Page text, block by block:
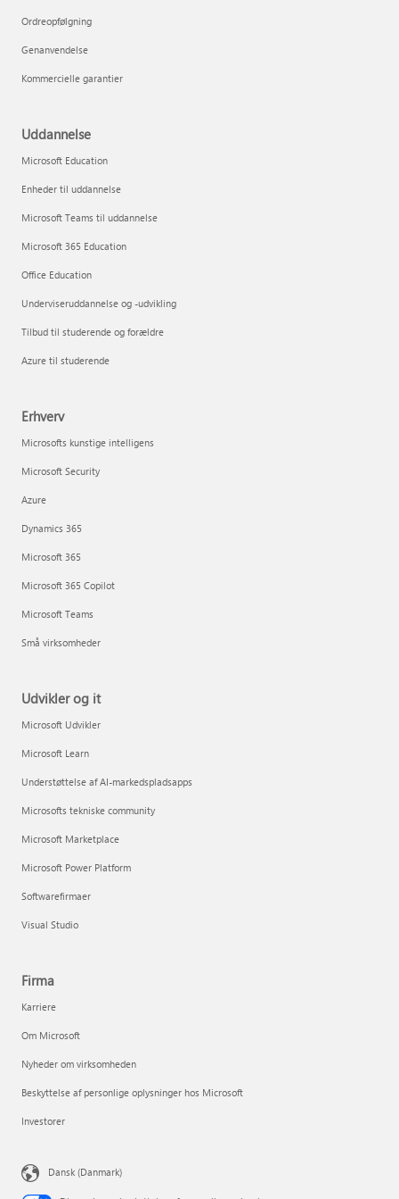
Ordreopfølgning
Genanvendelse
Kommercielle garantier
Uddannelse
Microsoft Education
Enheder til uddannelse
Microsoft Teams til uddannelse
Microsoft 365 Education
Office Education
Underviseruddannelse og -udvikling
Tilbud til studerende og forældre
Azure til studerende
Erhverv
Microsofts kunstige intelligens
Microsoft Security
Azure
Dynamics 365
Microsoft 365
Microsoft 365 Copilot
Microsoft Teams
Små virksomheder
Udvikler og it
Microsoft Udvikler
Microsoft Learn
Understøttelse af AI-markedspladsapps
Microsofts tekniske community
Microsoft Marketplace
Microsoft Power Platform
Softwarefirmaer
Visual Studio
Firma
Karriere
Om Microsoft
Nyheder om virksomheden
Beskyttelse af personlige oplysninger hos Microsoft
Investorer
Dansk (Danmark)